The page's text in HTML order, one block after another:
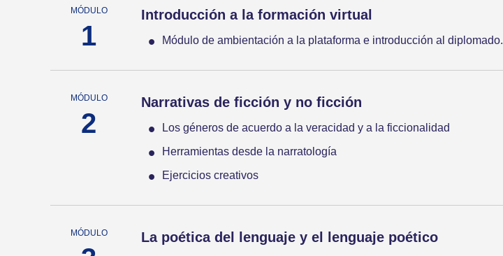
Introducción a la formación virtual
Módulo de ambientación a la plataforma e introducción al diplomado.
Narrativas de ficción y no ficción
Los géneros de acuerdo a la veracidad y a la ficcionalidad
Herramientas desde la narratología
Ejercicios creativos
La poética del lenguaje y el lenguaje poético